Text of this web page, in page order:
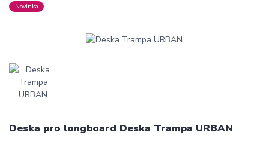
Novinka
Deska pro longboard Deska Trampa URBAN